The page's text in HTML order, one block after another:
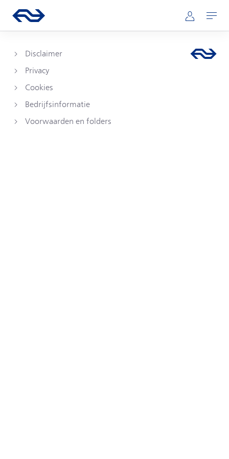
Hoofdnavigatie
Ga naar de homepage van ns.nl Mijn NS
Openen
Disclaimer
Privacy
Cookies
Bedrijfsinformatie
Voorwaarden en folders